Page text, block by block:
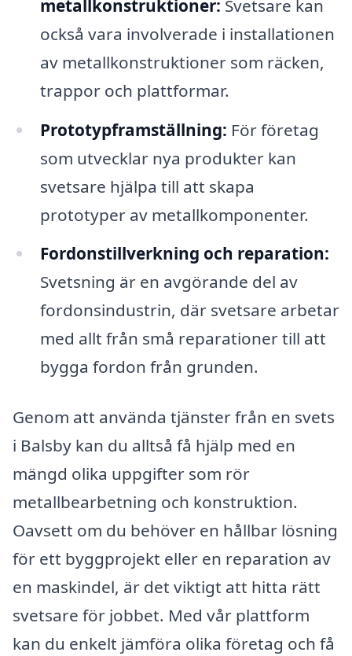
metallkonstruktioner: Svetsare kan
också vara involverade i installationen
av metallkonstruktioner som räcken,
trappor och plattformar.
Prototypframställning: För företag
som utvecklar nya produkter kan
svetsare hjälpa till att skapa
prototyper av metallkomponenter.
Fordonstillverkning och reparation:
Svetsning är en avgörande del av
fordonsindustrin, där svetsare arbetar
med allt från små reparationer till att
bygga fordon från grunden.
Genom att använda tjänster från en svets
i Balsby kan du alltså få hjälp med en
mängd olika uppgifter som rör
metallbearbetning och konstruktion.
Oavsett om du behöver en hållbar lösning
för ett byggprojekt eller en reparation av
en maskindel, är det viktigt att hitta rätt
svetsare för jobbet. Med vår plattform
kan du enkelt jämföra olika företag och få